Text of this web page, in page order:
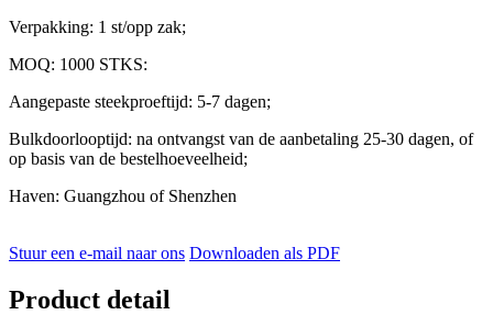
Verpakking: 1 st/opp zak;
MOQ: 1000 STKS:
Aangepaste steekproeftijd: 5-7 dagen;
Bulkdoorlooptijd: na ontvangst van de aanbetaling 25-30 dagen, of
op basis van de bestelhoeveelheid;
Haven: Guangzhou of Shenzhen
Stuur een e-mail naar ons Downloaden als PDF
Product detail